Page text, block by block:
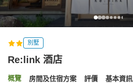
別墅
Re:link 酒店
概覽 房間及住宿方案 評價 基本資訊